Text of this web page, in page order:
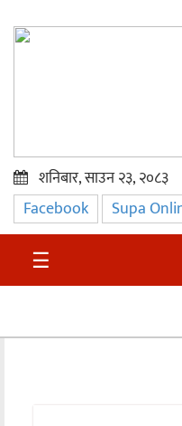
प्रमुख
समाचार
सुदुर
शनिबार, साउन २३, २०८३
Facebook Supa
☰